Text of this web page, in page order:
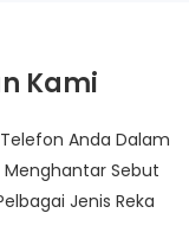
Kami
Anda Dalam
Menghantar Sebut
Jenis Reka